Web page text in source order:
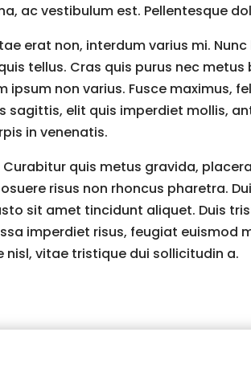
ac vestibulum est. Pellentesque
erat non, interdum varius mi.
tellus. Cras quis purus nec
ipsum non varius. Fusce maximus,
sagittis, elit quis imperdiet mollis,
in venenatis.
quis metus gravida,
risus non rhoncus pharetra.
sit amet tincidunt aliquet. Duis
imperdiet risus, feugiat euismod
vitae tristique dui sollicitudin a.